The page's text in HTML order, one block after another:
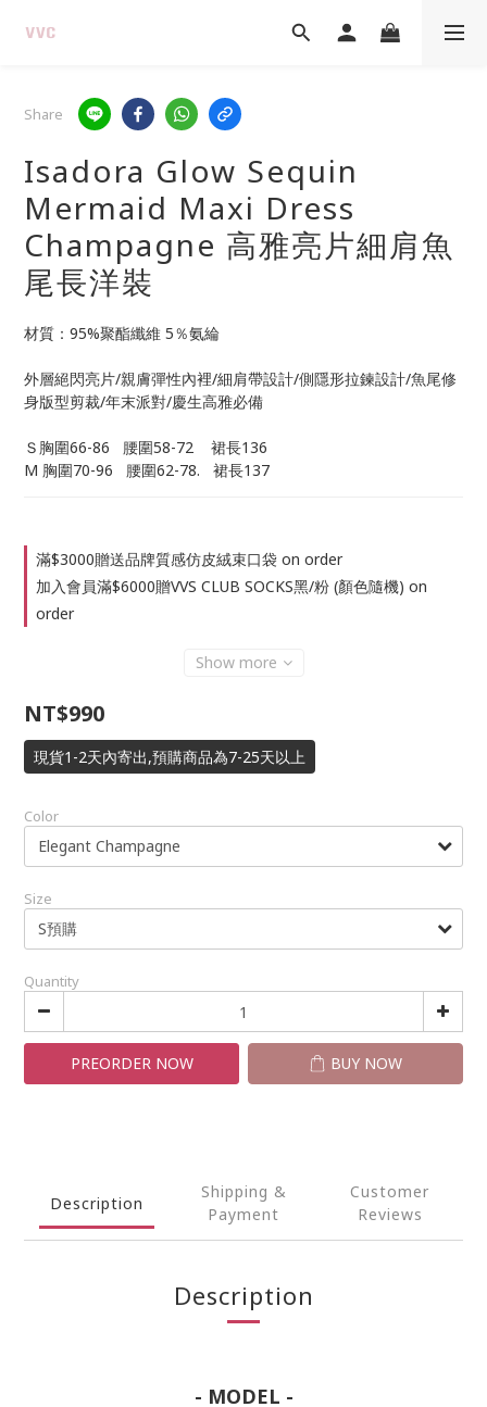
Share
Isadora Glow Sequin
Mermaid Maxi Dress
Champagne 高雅亮片細肩魚
尾長洋裝
材質：95%聚酯纖維 5％氨綸
外層絕閃亮片/親膚彈性內裡/細肩帶設計/側隱形拉鍊設計/魚尾修
身版型剪裁/年末派對/慶生高雅必備
Ｓ胸圍66-86   腰圍58-72    裙長136
M 胸圍70-96   腰圍62-78.   裙長137
滿$3000贈送品牌質感仿皮絨束口袋 on order
加入會員滿$6000贈VVS CLUB SOCKS黑/粉 (顏色隨機) on
order
Show more
NT$990
現貨1-2天內寄出,預購商品為7-25天以上
Color
Size
Quantity
PREORDER NOW BUY NOW
Description
Shipping &
Payment
Customer
Reviews
Description
- MODEL -